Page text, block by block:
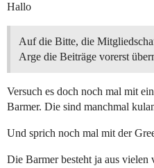
Hallo
Auf die Bitte, die
Arge die Beiträge vorerst
Versuch es doch noch mal mit
Barmer. Die sind manchmal
Und sprich noch mal mit der
Die Barmer besteht ja aus vielen